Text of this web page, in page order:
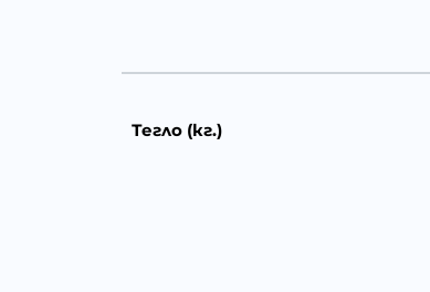
Тегло (кг.)